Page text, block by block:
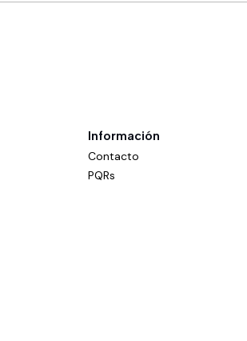
Información
Contacto
PQRs